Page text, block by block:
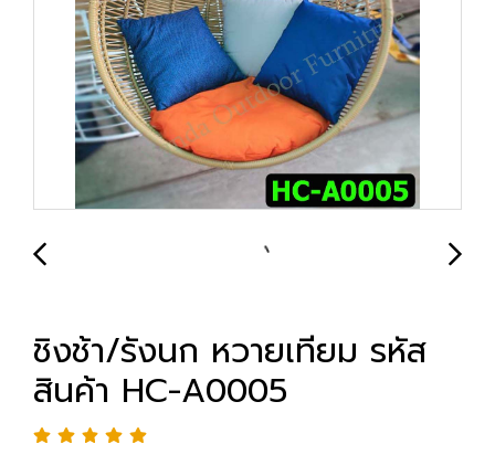
ชิงช้า/รังนก หวายเทียม รหัส
สินค้า HC-A0005